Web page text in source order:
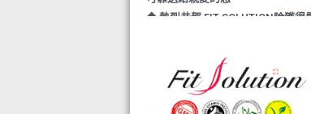
◆ 熱烈恭賀,FIT SOLUTION除獲得嚴
合香港食品標準,不含重金屬,農藥,細
菌,並頒發香港優質正印.
◆ 熱烈恭賀,FIT SOLUTION細胞營養